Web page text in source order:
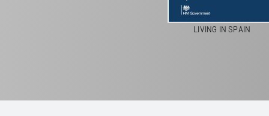
LIVING IN SPAIN